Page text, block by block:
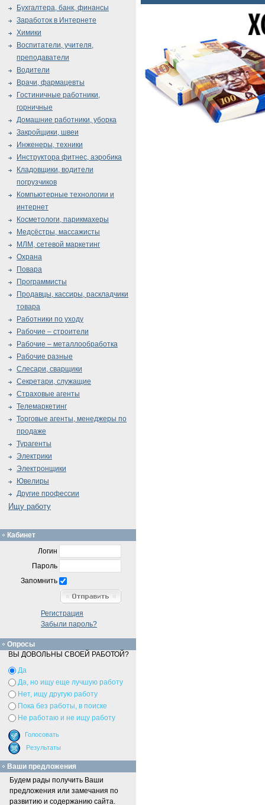
Бухгалтера, банк, финансы
Заработок в Интернете
Химики
Воспитатели, учителя,
преподаватели
Водители
Врачи, фармацевты
Гостиничные работники,
горничные
Домашние работники, уборка
Закройщики, швеи
Инженеры, техники
Инструктора фитнес, аэробика
Кладовщики, водители
погрузчиков
Компьютерные технологии и
интернет
Косметологи, парикмахеры
Медсёстры, массажисты
МЛМ, сетевой маркетинг
Охрана
Повара
Программисты
Продавцы, кассиры, раскладчики
товара
Работники по уходу
Рабочие – строители
Рабочие – металлообработка
Рабочие разные
Слесари, сварщики
Секретари, служащие
Страховые агенты
Телемаркетинг
Торговые агенты, менеджеры по
продаже
Турагенты
Электрики
Электронщики
Ювелиры
Другие профессии
Ищу работу
Кабинет
Логин
Пароль
Запомнить
Регистрация
Забыли пароль?
Опросы
ВЫ ДОВОЛЬНЫ СВОЕЙ РАБОТОЙ?
Да
Да, но ищу еще лучшую работу
Нет, ищу другую работу
Пока без работы, в поиске
Не работаю и не ищу работу
Ваши предложения
Будем рады получить Ваши
предложения или замечания по
развитию и содержанию сайта.